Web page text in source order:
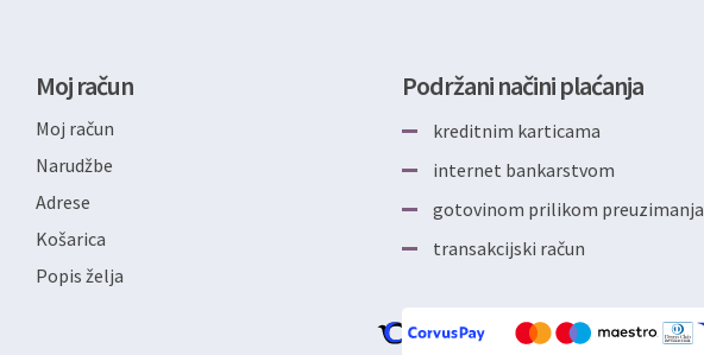
Moj račun
Moj račun
Narudžbe
Adrese
Košarica
Popis želja
Podržani načini plaćanja
kreditnim karticama
internet bankarstvom
gotovinom prilikom preuzimanja
transakcijski račun